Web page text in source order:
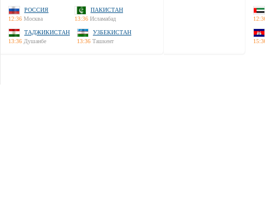
РОССИЯ
12:36 Москва
ПАКИСТАН
13:36 Исламабад
ТАДЖИКИСТАН
13:36 Душанбе
УЗБЕКИСТАН
13:36 Ташкент